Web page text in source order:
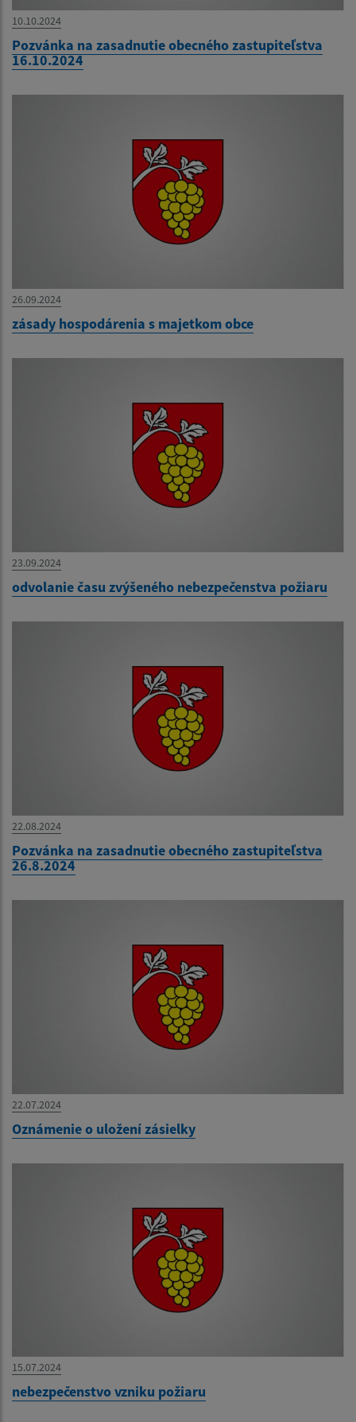
10.10.2024
Pozvánka na zasadnutie obecného zastupiteľstva
16.10.2024
26.09.2024
zásady hospodárenia s majetkom obce
23.09.2024
odvolanie času zvýšeného nebezpečenstva požiaru
22.08.2024
Pozvánka na zasadnutie obecného zastupiteľstva
26.8.2024
22.07.2024
Oznámenie o uložení zásielky
15.07.2024
nebezpečenstvo vzniku požiaru